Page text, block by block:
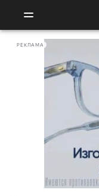
РЕКЛАМА